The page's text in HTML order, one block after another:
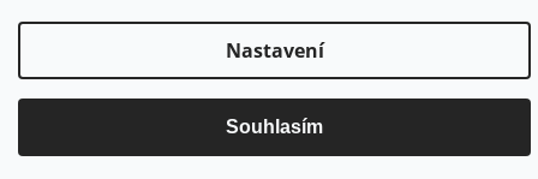
Nastavení
Souhlasím